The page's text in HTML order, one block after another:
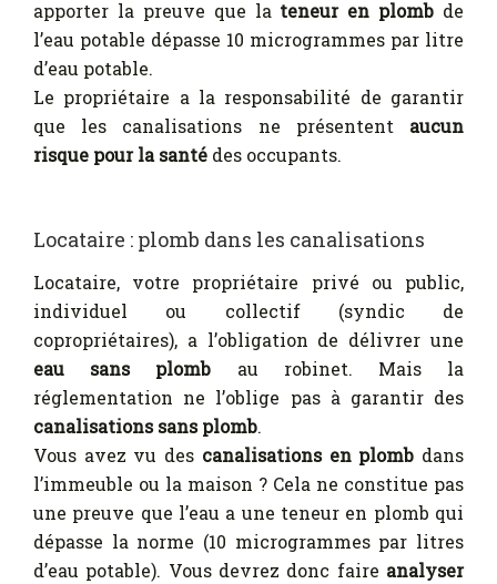
apporter la preuve que la teneur en plomb de
l’eau potable dépasse 10 microgrammes par litre
d’eau potable.
Le propriétaire a la responsabilité de garantir
que les canalisations ne présentent aucun
risque pour la santé des occupants.
Locataire : plomb dans les canalisations
Locataire, votre propriétaire privé ou public,
individuel ou collectif (syndic de
copropriétaires), a l’obligation de délivrer une
eau sans plomb au robinet. Mais la
réglementation ne l’oblige pas à garantir des
canalisations sans plomb.
Vous avez vu des canalisations en plomb dans
l’immeuble ou la maison ? Cela ne constitue pas
une preuve que l’eau a une teneur en plomb qui
dépasse la norme (10 microgrammes par litres
d’eau potable). Vous devrez donc faire analyser